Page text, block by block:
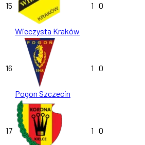
15
Wieczysta Kraków
1 0
16
Pogon Szczecin
1 0
17 1 0